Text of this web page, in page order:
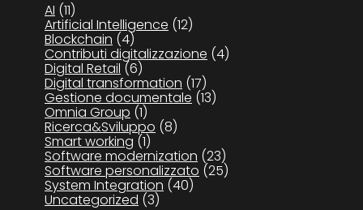
AI (11)
Artificial Intelligence (12)
Blockchain (4)
Contributi digitalizzazione (4)
Digital Retail (6)
Digital transformation (17)
Gestione documentale (13)
Omnia Group (1)
Ricerca&Sviluppo (8)
Smart working (1)
Software modernization (23)
Software personalizzato (25)
System Integration (40)
Uncategorized (3)